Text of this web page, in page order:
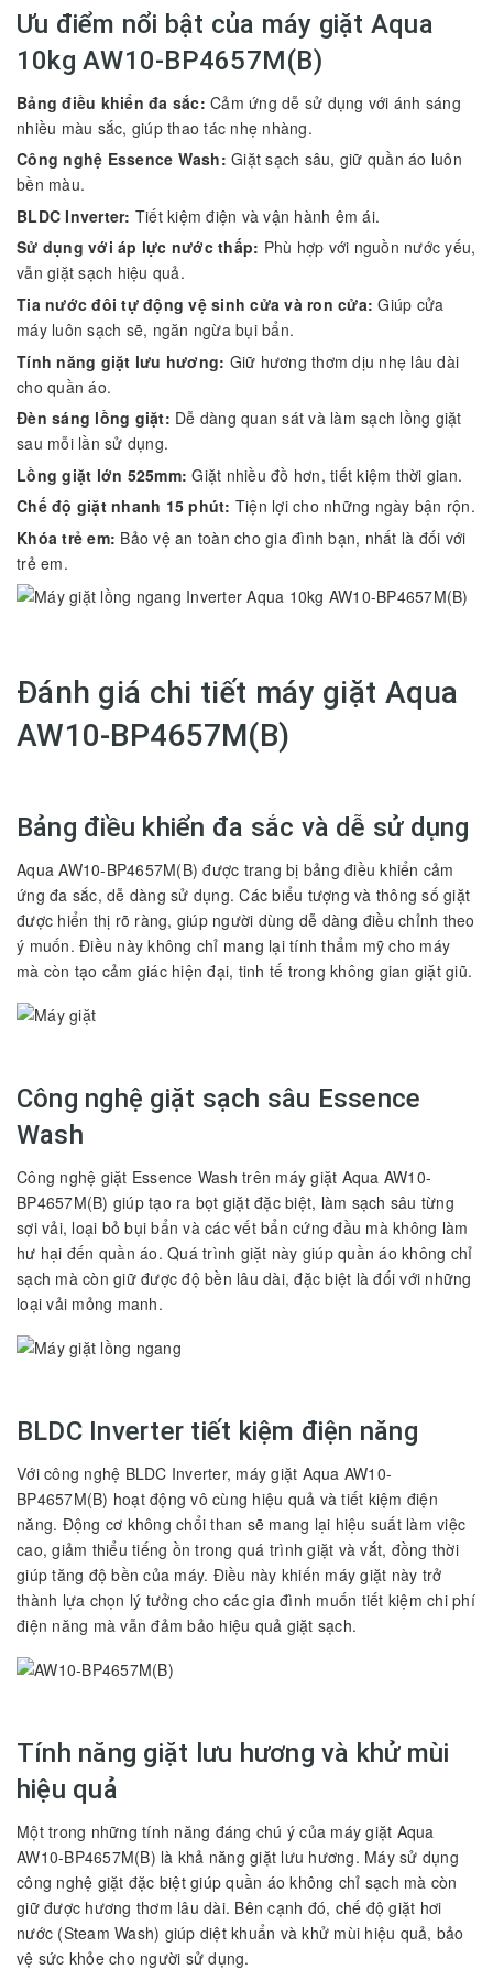
Ưu điểm nổi bật của máy giặt Aqua
10kg AW10-BP4657M(B)
Bảng điều khiển đa sắc: Cảm ứng dễ sử dụng với ánh sáng
nhiều màu sắc, giúp thao tác nhẹ nhàng.
Công nghệ Essence Wash: Giặt sạch sâu, giữ quần áo luôn
bền màu.
BLDC Inverter: Tiết kiệm điện và vận hành êm ái.
Sử dụng với áp lực nước thấp: Phù hợp với nguồn nước yếu,
vẫn giặt sạch hiệu quả.
Tia nước đôi tự động vệ sinh cửa và ron cửa: Giúp cửa
máy luôn sạch sẽ, ngăn ngừa bụi bẩn.
Tính năng giặt lưu hương: Giữ hương thơm dịu nhẹ lâu dài
cho quần áo.
Đèn sáng lồng giặt: Dễ dàng quan sát và làm sạch lồng giặt
sau mỗi lần sử dụng.
Lồng giặt lớn 525mm: Giặt nhiều đồ hơn, tiết kiệm thời gian.
Chế độ giặt nhanh 15 phút: Tiện lợi cho những ngày bận rộn.
Khóa trẻ em: Bảo vệ an toàn cho gia đình bạn, nhất là đối với
trẻ em.
Đánh giá chi tiết máy giặt Aqua
AW10-BP4657M(B)
Bảng điều khiển đa sắc và dễ sử dụng
Aqua AW10-BP4657M(B)được trang bị bảng điều khiển cảm
ứng đa sắc, dễ dàng sử dụng. Các biểu tượng và thông số giặt
được hiển thị rõ ràng, giúp người dùng dễ dàng điều chỉnh theo
ý muốn. Điều này không chỉ mang lại tính thẩm mỹ cho máy
mà còn tạo cảm giác hiện đại, tinh tế trong không gian giặt giũ.
Công nghệ giặt sạch sâu Essence
Wash
Công nghệ giặt Essence Wash trên máy giặt Aqua AW10-
BP4657M(B) giúp tạo ra bọt giặt đặc biệt, làm sạch sâu từng
sợi vải, loại bỏ bụi bẩn và các vết bẩn cứng đầu mà không làm
hư hại đến quần áo. Quá trình giặt này giúp quần áo không chỉ
sạch mà còn giữ được độ bền lâu dài, đặc biệt là đối với những
loại vải mỏng manh.
BLDC Inverter tiết kiệm điện năng
Với công nghệ BLDC Inverter, máy giặt Aqua AW10-
BP4657M(B) hoạt động vô cùng hiệu quả và tiết kiệm điện
năng. Động cơ không chổi than sẽ mang lại hiệu suất làm việc
cao, giảm thiểu tiếng ồn trong quá trình giặt và vắt, đồng thời
giúp tăng độ bền của máy. Điều này khiến máy giặt này trở
thành lựa chọn lý tưởng cho các gia đình muốn tiết kiệm chi phí
điện năng mà vẫn đảm bảo hiệu quả giặt sạch.
Tính năng giặt lưu hương và khử mùi
hiệu quả
Một trong những tính năng đáng chú ý của máy giặt Aqua
AW10-BP4657M(B) là khả năng giặt lưu hương. Máy sử dụng
công nghệ giặt đặc biệt giúp quần áo không chỉ sạch mà còn
giữ được hương thơm lâu dài. Bên cạnh đó, chế độ giặt hơi
nước (Steam Wash) giúp diệt khuẩn và khử mùi hiệu quả, bảo
vệ sức khỏe cho người sử dụng.